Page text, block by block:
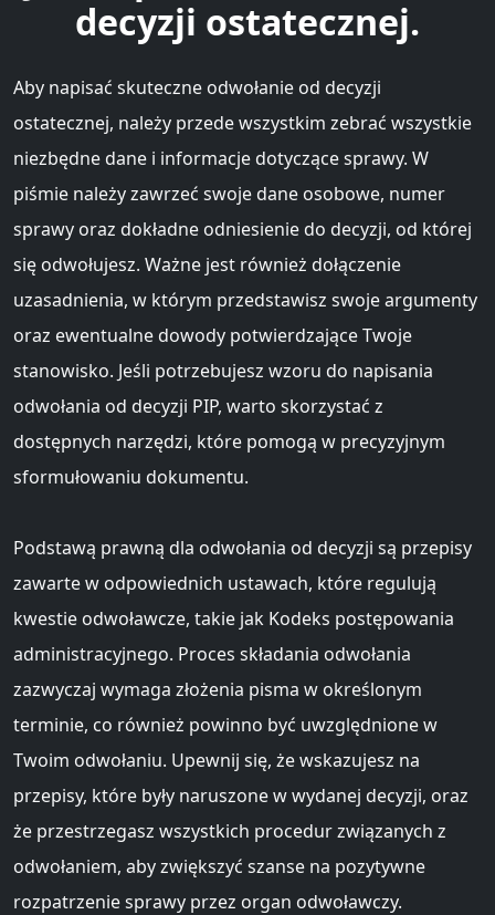
decyzji ostatecznej.
Aby napisać skuteczne odwołanie od decyzji
ostatecznej, należy przede wszystkim zebrać wszystkie
niezbędne dane i informacje dotyczące sprawy. W
piśmie należy zawrzeć swoje dane osobowe, numer
sprawy oraz dokładne odniesienie do decyzji, od której
się odwołujesz. Ważne jest również dołączenie
uzasadnienia, w którym przedstawisz swoje argumenty
oraz ewentualne dowody potwierdzające Twoje
stanowisko. Jeśli potrzebujesz wzoru do napisania
odwołania od decyzji PIP, warto skorzystać z
dostępnych narzędzi, które pomogą w precyzyjnym
sformułowaniu dokumentu.
Podstawą prawną dla odwołania od decyzji są przepisy
zawarte w odpowiednich ustawach, które regulują
kwestie odwoławcze, takie jak Kodeks postępowania
administracyjnego. Proces składania odwołania
zazwyczaj wymaga złożenia pisma w określonym
terminie, co również powinno być uwzględnione w
Twoim odwołaniu. Upewnij się, że wskazujesz na
przepisy, które były naruszone w wydanej decyzji, oraz
że przestrzegasz wszystkich procedur związanych z
odwołaniem, aby zwiększyć szanse na pozytywne
rozpatrzenie sprawy przez organ odwoławczy.